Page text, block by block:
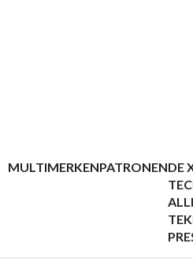
MULTIMERKENPATRONENDE